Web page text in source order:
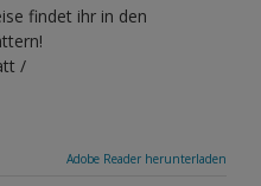
findet ihr in den
/
Adobe Reader herunterladen